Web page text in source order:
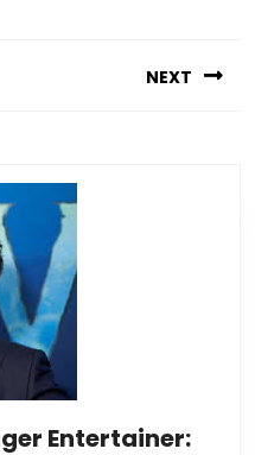
NEXT
Entertainer: